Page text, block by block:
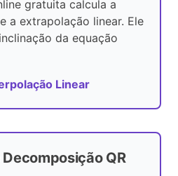
gratuita calcula a
a extrapolação linear. Ele
da equação
Linear
QR